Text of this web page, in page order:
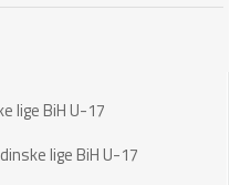
lige BiH U-17
lige BiH U-17